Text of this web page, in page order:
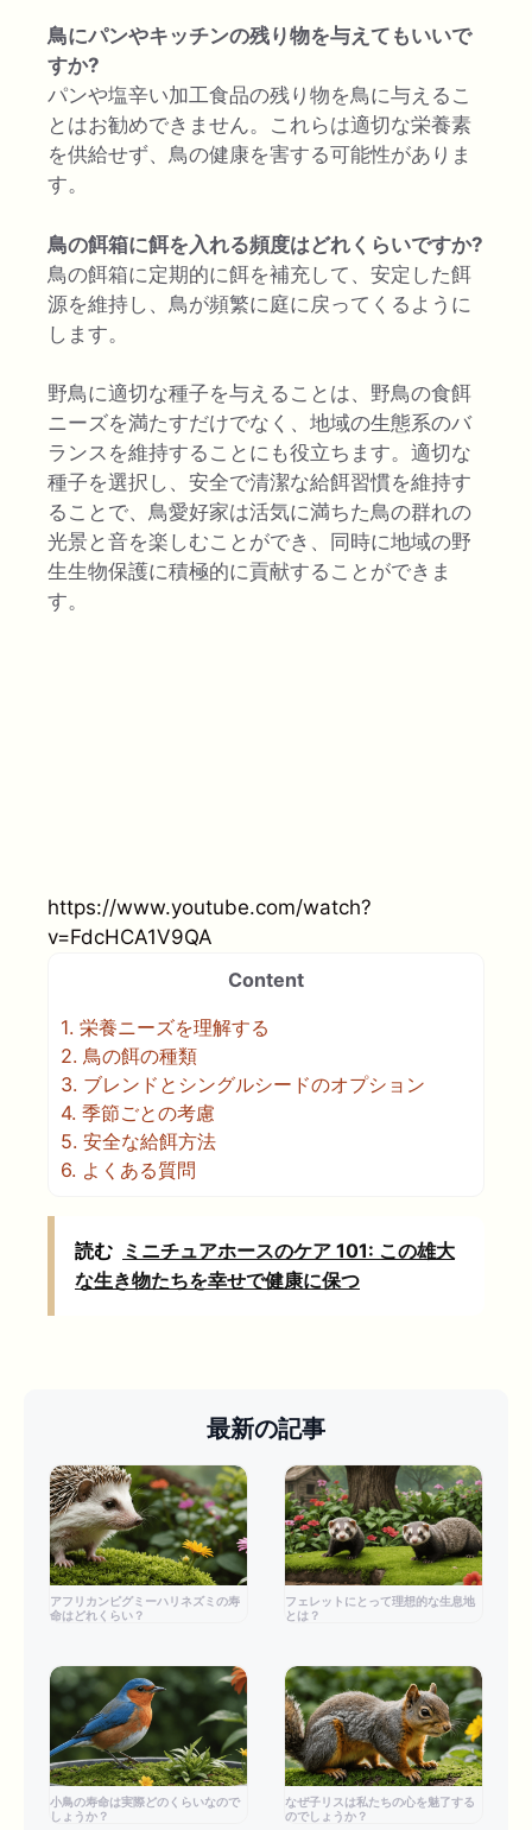
鳥にパンやキッチンの残り物を与えてもいいで
すか?
パンや塩辛い加工食品の残り物を鳥に与えるこ
とはお勧めできません。これらは適切な栄養素
を供給せず、鳥の健康を害する可能性がありま
す。
鳥の餌箱に餌を入れる頻度はどれくらいですか?
鳥の餌箱に定期的に餌を補充して、安定した餌
源を維持し、鳥が頻繁に庭に戻ってくるように
します。
野鳥に適切な種子を与えることは、野鳥の食餌
ニーズを満たすだけでなく、地域の生態系のバ
ランスを維持することにも役立ちます。適切な
種子を選択し、安全で清潔な給餌習慣を維持す
ることで、鳥愛好家は活気に満ちた鳥の群れの
光景と音を楽しむことができ、同時に地域の野
生生物保護に積極的に貢献することができま
す。
https://www.youtube.com/watch?
v=FdcHCA1V9QA
Content
1. 栄養ニーズを理解する
2. 鳥の餌の種類
3. ブレンドとシングルシードのオプション
4. 季節ごとの考慮
5. 安全な給餌方法
6. よくある質問
読む ミニチュアホースのケア 101: この雄大
な生き物たちを幸せで健康に保つ
最新の記事
アフリカンピグミーハリネズミの寿
命はどれくらい？
フェレットにとって理想的な生息地
とは？
小鳥の寿命は実際どのくらいなので
しょうか？
なぜ子リスは私たちの心を魅了する
のでしょうか？